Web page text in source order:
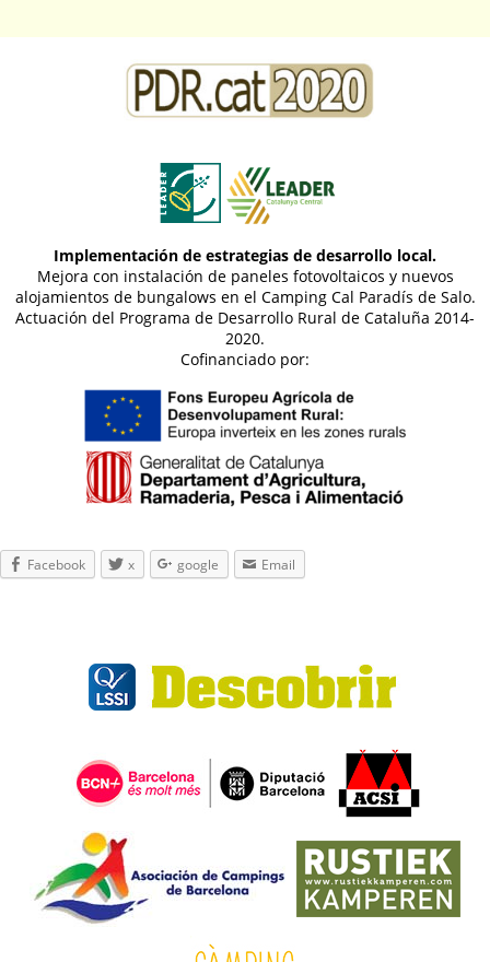
Implementación de estrategias de desarrollo local.
Mejora con instalación de paneles fotovoltaicos y nuevos
alojamientos de bungalows en el Camping Cal Paradís de Salo.
Actuación del Programa de Desarrollo Rural de Cataluña 2014-
2020.
Cofinanciado por:
Facebook x google Email